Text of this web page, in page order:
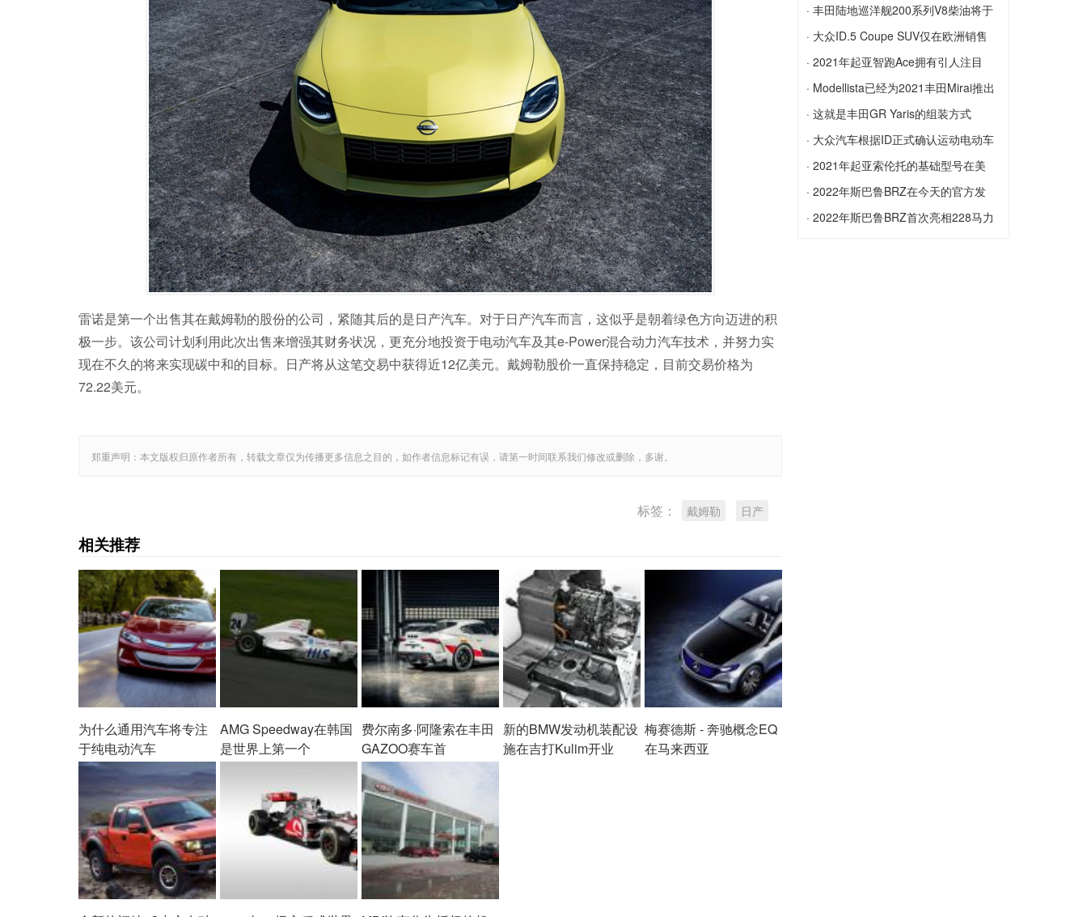
雷诺是第一个出售其在戴姆勒的股份的公司，紧随其后的是日产汽车。对于日产汽车而言，这似乎是朝着绿色方向迈进的积
极一步。该公司计划利用此次出售来增强其财务状况，更充分地投资于电动汽车及其e-Power混合动力汽车技术，并努力实
现在不久的将来实现碳中和的目标。日产将从这笔交易中获得近12亿美元。戴姆勒股价一直保持稳定，目前交易价格为
72.22美元。
郑重声明：本文版权归原作者所有，转载文章仅为传播更多信息之目的，如作者信息标记有误，请第一时间联系我们修改或删除，多谢。
标签： 戴姆勒 日产
相关推荐
为什么通用汽车将专注
于纯电动汽车
AMG Speedway在韩国
是世界上第一个
费尔南多·阿隆索在丰田
GAZOO赛车首
新的BMW发动机装配设
施在吉打Kulim开业
梅赛德斯 - 奔驰概念EQ
在马来西亚
小鹏推出带鸥翼门的限量版P7
· 丰田陆地巡洋舰200系列V8柴油将于
2...
丰田陆地巡洋舰200系列V8柴油将于2021
年3月停止生产
· 大众ID.5 Coupe SUV仅在欧洲销售
大众ID.5 Coupe SUV仅在欧洲销售
· 2021年起亚智跑Ace拥有引人注目
的...
2021年起亚智跑Ace拥有引人注目的新外
观，其中包括比生活格栅更大的格栅
· Modellista已经为2021丰田Mirai推出
了套件
Modellista已经为2021丰田Mirai推出了套
件
· 这就是丰田GR Yaris的组装方式
这就是丰田GR Yaris的组装方式
· 大众汽车根据ID正式确认运动电动车
大众汽车根据ID正式确认运动电动车
· 2021年起亚索伦托的基础型号在美
国...
2021年起亚索伦托的基础型号在美国以
· 2022年斯巴鲁BRZ在今天的官方发
布...
· 2022年斯巴鲁BRZ首次亮相228马力